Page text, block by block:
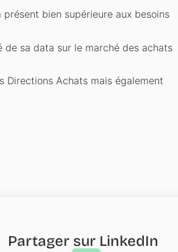
bien supérieure aux besoins
sa data sur le marché des achats
Directions Achats mais également
Partager sur LinkedIn